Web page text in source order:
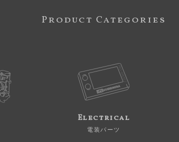
Product Categories
Electrical
電装パーツ